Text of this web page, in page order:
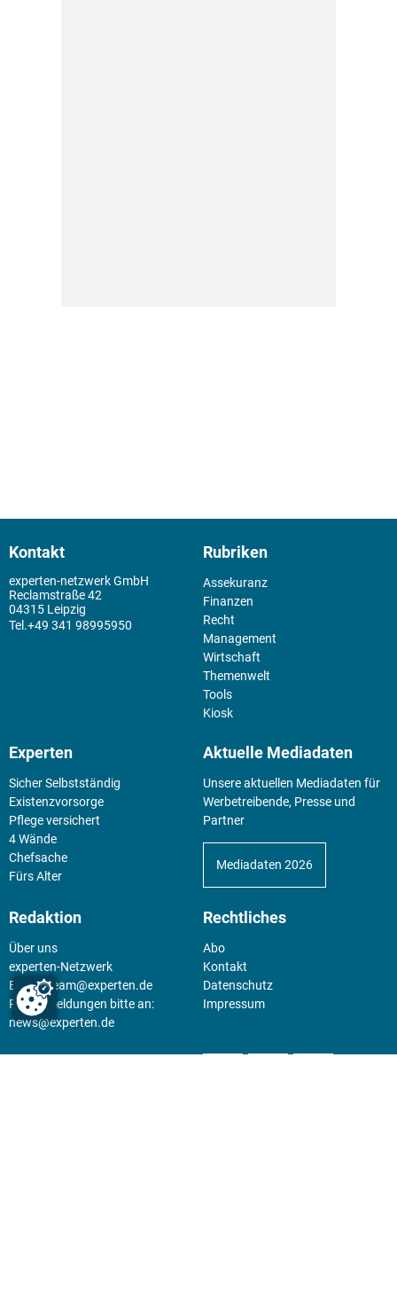
Kontakt
experten-netzwerk GmbH
Reclamstraße 42
04315 Leipzig
+49 341 98995950
Rubriken
Assekuranz
Finanzen
Recht
Management
Wirtschaft
Themenwelt
Tools
Kiosk
Experten
Sicher Selbstständig
Existenz­vorsorge
Pflege versichert
4 Wände
Chefsache
Fürs Alter
Aktuelle Mediadaten
Unsere aktuellen Mediadaten für
Werbetreibende, Presse und
Partner
Mediadaten 2026
Redaktion
Über uns
experten-Netzwerk
E-Mail:team@experten.de
Pressemeldungen bitte an:
news@experten.de
Rechtliches
Abo
Kontakt
Datenschutz
Impressum